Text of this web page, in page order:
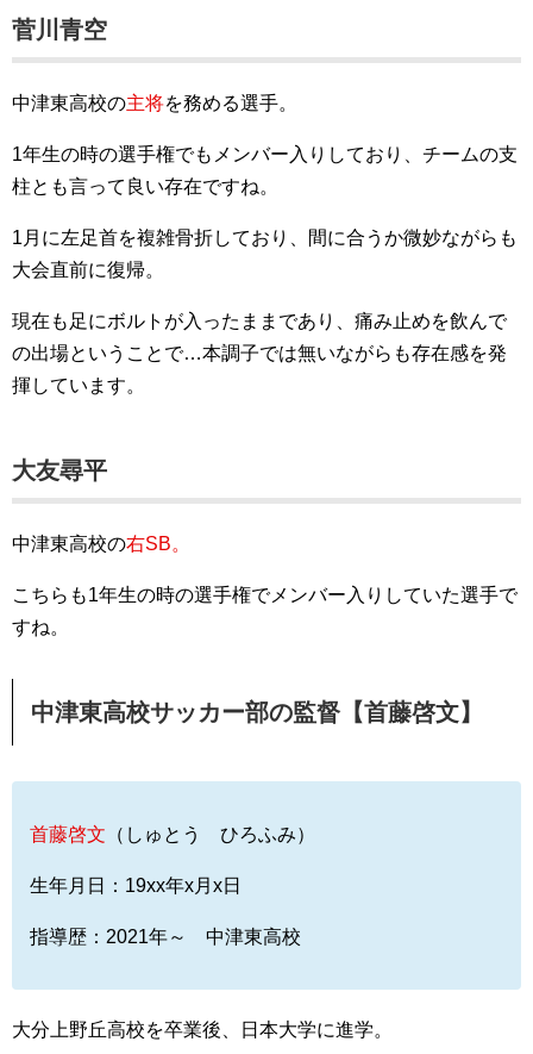
菅川青空
中津東高校の主将を務める選手。
1年生の時の選手権でもメンバー入りしており、チームの支
柱とも言って良い存在ですね。
1月に左足首を複雑骨折しており、間に合うか微妙ながらも
大会直前に復帰。
現在も足にボルトが入ったままであり、痛み止めを飲んで
の出場ということで…本調子では無いながらも存在感を発
揮しています。
大友尋平
中津東高校の右SB。
こちらも1年生の時の選手権でメンバー入りしていた選手で
すね。
中津東高校サッカー部の監督【首藤啓文】
首藤啓文 （しゅとう ひろふみ）
生年月日：19xx年x月x日
指導歴：2021年～ 中津東高校
大分上野丘高校を卒業後、日本大学に進学。